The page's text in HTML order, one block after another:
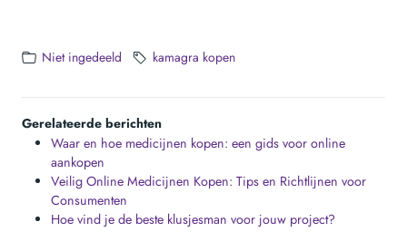
Niet ingedeeld kamagra kopen
Gerelateerde berichten
Waar en hoe medicijnen kopen: een gids voor online
aankopen
Veilig Online Medicijnen Kopen: Tips en Richtlijnen voor
Consumenten
Hoe vind je de beste klusjesman voor jouw project?